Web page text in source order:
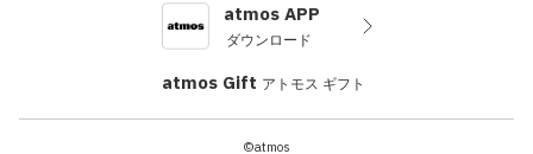
atmos APP
ダウンロード
atmos Gift アトモス ギフト
©atmos